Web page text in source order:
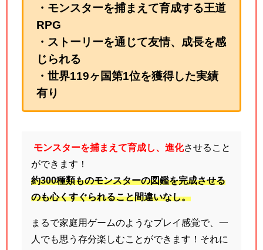
・モンスターを捕まえて育成する王道
RPG
・ストーリーを通じて友情、成長を感
じられる
・世界119ヶ国第1位を獲得した実績
有り
モンスターを捕まえて育成し、進化させること
ができます！
約300種類ものモンスターの図鑑を完成させる
のも心くすぐられること間違いなし。
まるで家庭用ゲームのようなプレイ感覚で、一
人でも思う存分楽しむことができます！それに